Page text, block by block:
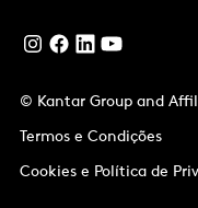
© Kantar Group and
Termos e Condições
Cookies e Política de